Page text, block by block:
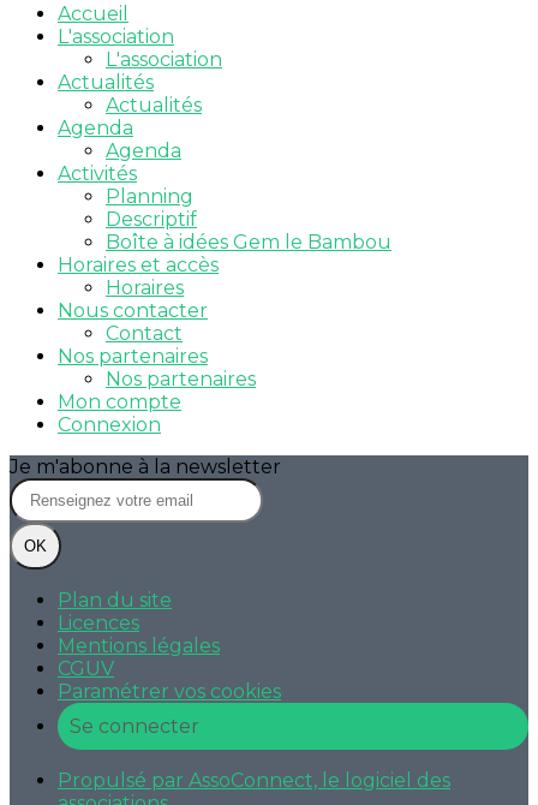
Accueil
L'association
L'association
Actualités
Actualités
Agenda
Agenda
Activités
Planning
Descriptif
Boîte à idées Gem le Bambou
Horaires et accès
Horaires
Nous contacter
Contact
Nos partenaires
Nos partenaires
Mon compte
Connexion
Je m'abonne à la newsletter
OK
Plan du site
Licences
Mentions légales
CGUV
Paramétrer vos cookies
Se connecter
Propulsé par AssoConnect, le logiciel des